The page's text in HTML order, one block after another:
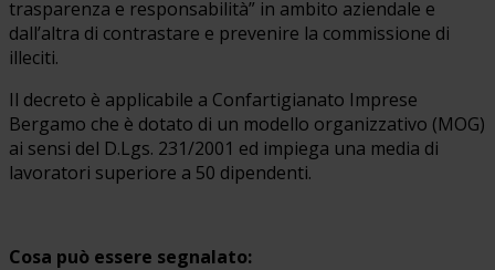
trasparenza e responsabilità” in ambito aziendale e
dall’altra di contrastare e prevenire la commissione di
illeciti.
Il decreto è applicabile a Confartigianato Imprese
Bergamo che è dotato di un modello organizzativo (MOG)
ai sensi del D.Lgs. 231/2001 ed impiega una media di
lavoratori superiore a 50 dipendenti.
Cosa può essere segnalato: